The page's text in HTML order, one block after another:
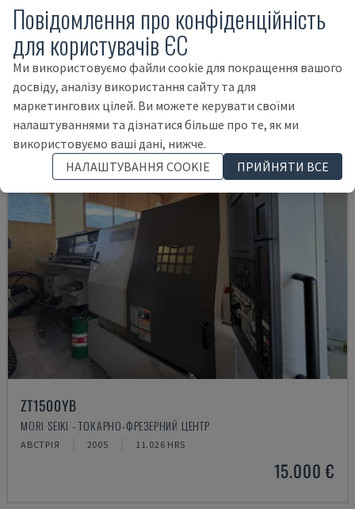
PUMA 2600Y II
DN SOLUTIONS - ТОКАРНО-ФРЕЗЕРНИЙ ЦЕНТР
ПОРТУГАЛІЯ 2024
158.000 €
ZT1500YB
MORI SEIKI - ТОКАРНО-ФРЕЗЕРНИЙ ЦЕНТР
АВСТРІЯ 2005 11.026 HRS
15.000 €
Повідомлення про конфіденційність
для користувачів ЄС
Ми використовуємо файли cookie для покращення вашого
досвіду, аналізу використання сайту та для
маркетингових цілей. Ви можете керувати своїми
налаштуваннями та дізнатися більше про те, як ми
використовуємо ваші дані, нижче.
НАЛАШТУВАННЯ COOKIE
ПРИЙНЯТИ ВСЕ